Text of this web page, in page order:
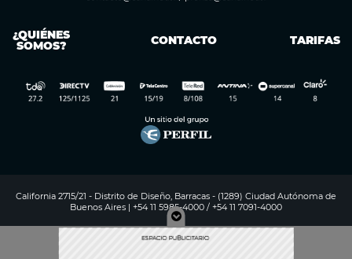
¿QUIÉNES
SOMOS? CONTACTO TARIFAS
California 2715/21 - Distrito de Diseño, Barracas - (1289) Ciudad Autónoma de
Buenos Aires | +54 11 5985-4000 / +54 11 7091-4000
Digitalproserver